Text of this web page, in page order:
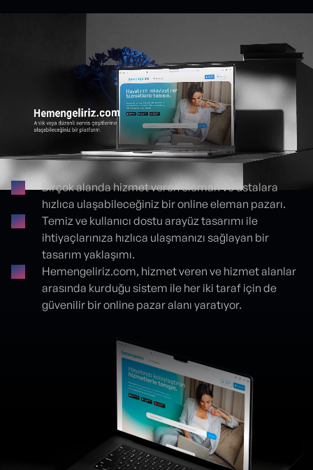
Proje detayları
Birçok alanda hizmet veren eleman ve ustalara
hızlıca ulaşabileceğiniz bir online eleman pazarı.
Temiz ve kullanıcı dostu arayüz tasarımı ile
ihtiyaçlarınıza hızlıca ulaşmanızı sağlayan bir
tasarım yaklaşımı.
Hemengeliriz.com, hizmet veren ve hizmet alanlar
arasında kurduğu sistem ile her iki taraf için de
güvenilir bir online pazar alanı yaratıyor.